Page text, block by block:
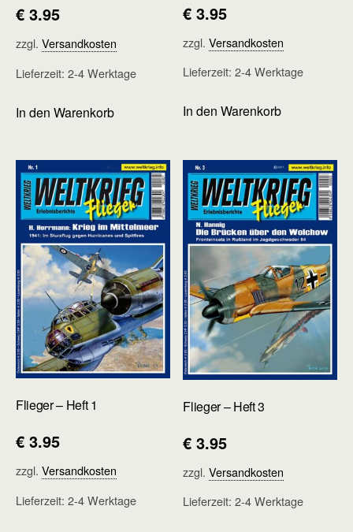
€ 3.95
zzgl. Versandkosten
Lieferzeit: 2-4 Werktage
In den Warenkorb
€ 3.95
zzgl.Versandkosten
Lieferzeit:2-4 Werktage
In den Warenkorb
Flieger – Heft 1
€ 3.95
zzgl. Versandkosten
Lieferzeit: 2-4 Werktage
Flieger – Heft 3
€ 3.95
zzgl.Versandkosten
Lieferzeit:2-4 Werktage